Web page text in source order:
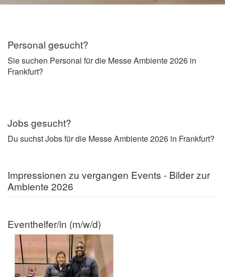
Personal gesucht?
Sie suchen Personal für die Messe Ambiente 2026 in
Frankfurt?
Jobs gesucht?
Du suchst Jobs für die Messe Ambiente 2026 in Frankfurt?
Impressionen zu vergangen Events - Bilder zur
Ambiente 2026
Eventhelfer/in (m/w/d)